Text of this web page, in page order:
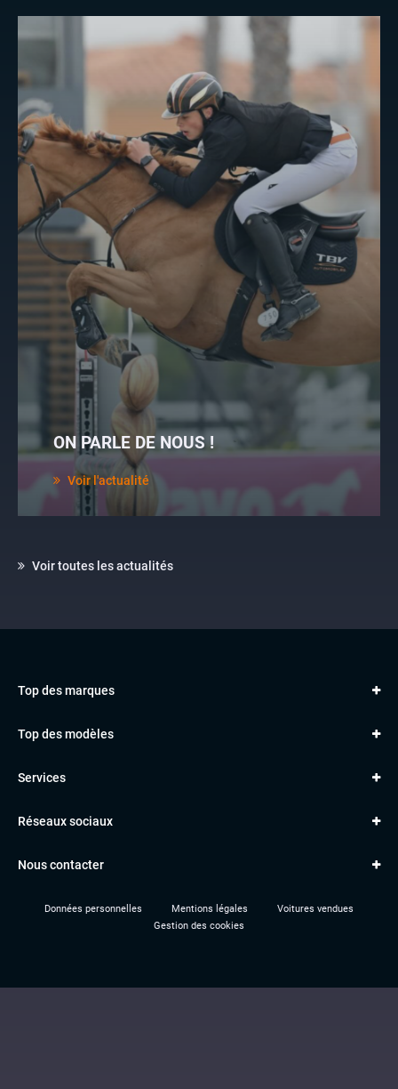
ON PARLE DE NOUS !
Voir l'actualité
Voir toutes les actualités
Top des marques
VOLKSWAGEN
BMW
Top des modèles
Classe A
A3
Services
Le garage TBV
Location TBV
Réseaux sociaux
Nous contacter
Données personnelles Mentions légales
Voitures vendues
Gestion des cookies